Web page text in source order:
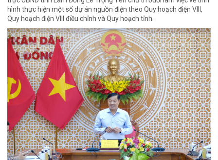
hình thực hiện một số dự án nguồn điện theo Quy hoạch điện VIII,
Quy hoạch điện VIII điều chỉnh và Quy hoạch tỉnh.